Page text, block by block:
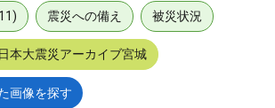
震災への備え 被災状況
本大震災アーカイブ宮城
画像を探す